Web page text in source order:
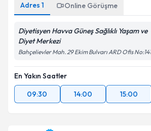
Adres 1 Online Görüşme
Diyetisyen Havva Güneş Sağlıklı Yaşam ve
Diyet Merkezi
Bahçelievler Mah. 29 Ekim Bulvarı ARD Ofis
En Yakın Saatler
09:30
14:00 15:00